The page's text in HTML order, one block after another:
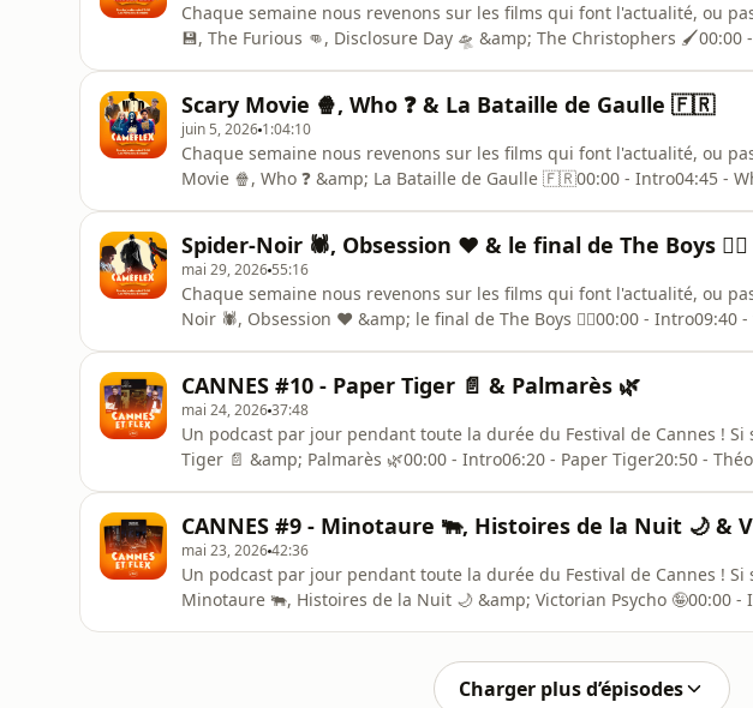
Chaque semaine nous revenons sur les films qui font l'actualité, ou
💾, The Furious 👊, Disclosure Day 🛸 &amp; The Christophers 🖌️00:00
https://www.instagram.com/cameflexlive/💬 Twitter : https://x.com/
https://www.youtube.com/@cameflex💿 Bou
Scary Movie 🍿, Who ❓ & La Bataille de Gaulle 🇫🇷
juin 5, 2026 1:04:10
Chaque semaine nous revenons sur les films qui font l'actualité, ou
Movie 🍿, Who ❓ &amp; La Bataille de Gaulle 🇫🇷00:00 - Intro04:45 -
https://x.com/CameflexLive📺 YouTube : https://www.youtube.com/
https://www.cameflex-boutique.com/Avec
Spider-Noir 🕷️, Obsession ❤️ & le final de The Boys 🦸‍♂️
mai 29, 2026 55:16
Chaque semaine nous revenons sur les films qui font l'actualité, ou
Noir 🕷️, Obsession ❤️ &amp; le final de The Boys 🦸‍♂️00:00 - Intro09:40 -
https://www.cameflex-boutiqu
CANNES #10 - Paper Tiger 📄 & Palmarès 🌿
mai 24, 202637:48
Un podcast par jour pendant toute la durée du Festival de Cannes !
Tiger 📄 &amp; Palmarès 🌿00:00 - Intro06:20 - Paper Tiger20:50 -
YouTube : https://www.youtube.com/@cameflex💿 Boutique : https://
Hébergé par Acast. V
CANNES #9 - Minotaure 🐃, Histoires de la Nuit 🌙 &
mai 23, 202642:36
Un podcast par jour pendant toute la durée du Festival de Cannes !
Minotaure 🐃, Histoires de la Nuit 🌙 &amp; Victorian Psycho 🤪00:00 -
https://www.youtube.com/@cameflex💿 Boutique : https://www.cam
Charger plus d’épisodes